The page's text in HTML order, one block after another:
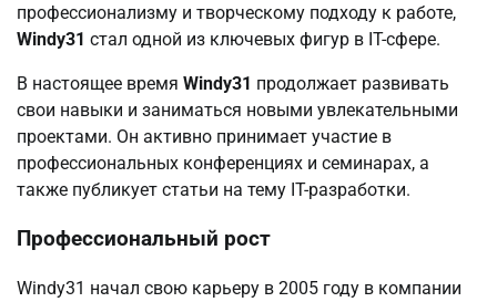
профессионализму и творческому подходу к работе,
Windy31 стал одной из ключевых фигур в IT-сфере.
В настоящее время Windy31 продолжает развивать
свои навыки и заниматься новыми увлекательными
проектами. Он активно принимает участие в
профессиональных конференциях и семинарах, а
также публикует статьи на тему IT-разработки.
Профессиональный рост
Windy31 начал свою карьеру в 2005 году в компании